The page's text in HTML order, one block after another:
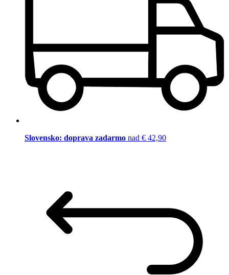
Slovensko: doprava zadarmo nad € 42,90